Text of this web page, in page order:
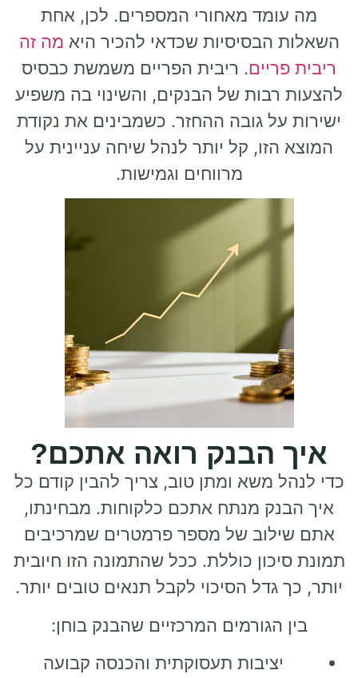
מה עומד מאחורי המספרים. לכן, אחת
השאלות הבסיסיות שכדאי להכיר היא מה זה
ריבית פריים. ריבית הפריים משמשת כבסיס
להצעות רבות של הבנקים, והשינוי בה משפיע
ישירות על גובה ההחזר. כשמבינים את נקודת
המוצא הזו, קל יותר לנהל שיחה עניינית על
מרווחים וגמישות.
איך הבנק רואה אתכם?
כדי לנהל משא ומתן טוב, צריך להבין קודם כל
איך הבנק מנתח אתכם כלקוחות. מבחינתו,
אתם שילוב של מספר פרמטרים שמרכיבים
תמונת סיכון כוללת. ככל שהתמונה הזו חיובית
יותר, כך גדל הסיכוי לקבל תנאים טובים יותר.
בין הגורמים המרכזיים שהבנק בוחן:
יציבות תעסוקתית והכנסה קבועה